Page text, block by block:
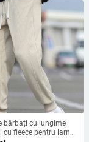
bărbați cu lungime
fleece pentru iarnă,